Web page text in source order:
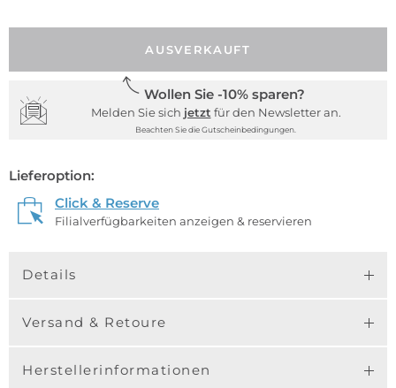
AUSVERKAUFT
Wollen Sie -10% sparen?
Melden Sie sich jetzt für den Newsletter an.
Beachten Sie die Gutscheinbedingungen.
Lieferoption:
Click & Reserve
Filialverfügbarkeiten anzeigen & reservieren
Details
Versand & Retoure
Herstellerinformationen